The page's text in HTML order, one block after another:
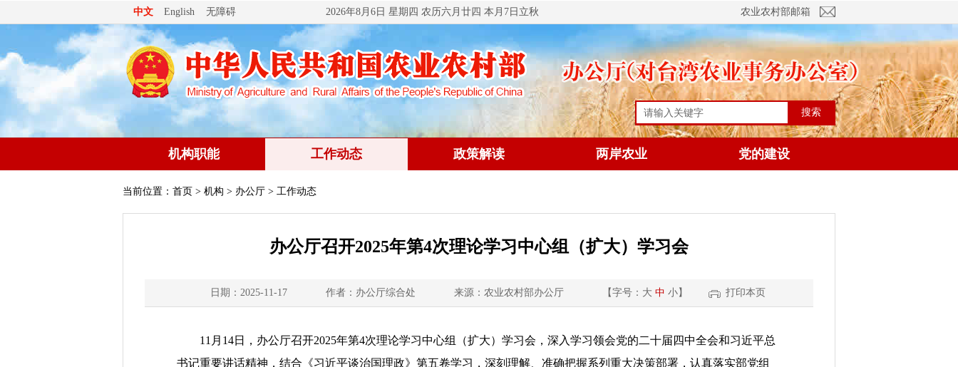
中文 English 无障碍 2026年8月6日 星期四 农历六月廿四 本月7日立秋 农业农村部邮箱
搜索
机构职能 工作动态 政策解读 两岸农业 党的建设
当前位置： 首页 > 机构 > 办公厅 > 工作动态
办公厅召开2025年第4次理论学习中心组（扩大）学习会
日期：2025-11-17 作者：办公厅综合处 来源：农业农村部办公厅 【字号： 大 中 小】 打印本页
11 月 14日，办公厅召开2025年第4次理论学习中心组（扩大）学习会，深入学习领会党的二十届四中全会和习近平总
书记重要讲话精神，结合《习近平谈治国理政》第五卷学习，深刻理解、准确把握系列重大决策部署，认真落实部党组